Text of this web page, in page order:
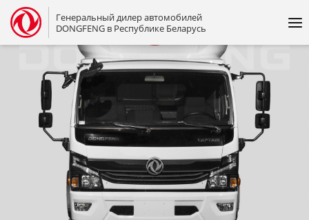
Генеральный дилер автомобилей
DONGFENG в Республике Беларусь